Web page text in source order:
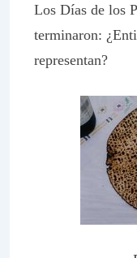
Los Días de los
terminaron:
representan?